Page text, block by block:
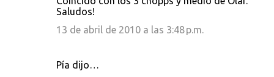
Saludos!
13 de abril de 2010 a las 3:48 p.m.
Pía dijo…